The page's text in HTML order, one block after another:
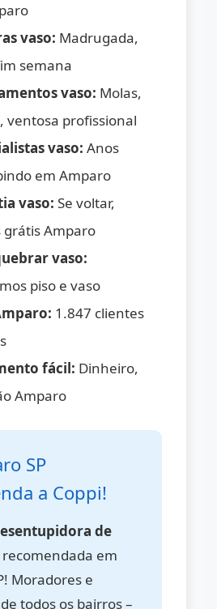
vaso: Madrugada,
semana
vaso: Molas,
ventosa profissional
vaso: Anos
em Amparo
vaso: Se voltar,
grátis Amparo
vaso:
piso e vaso
1.847 clientes
fácil: Dinheiro,
Amparo
SP
a Coppi!
de
recomendada em
Moradores e
todos os bairros –